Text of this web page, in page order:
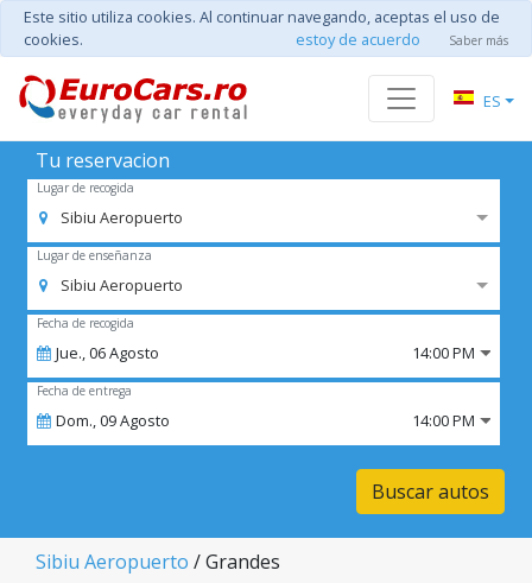
Este sitio utiliza cookies. Al continuar navegando, aceptas el uso de
cookies.
estoy de acuerdo Saber más
ES
Tu reservacion
Lugar de recogida
Sibiu Aeropuerto
Lugar de enseñanza
Sibiu Aeropuerto
Fecha de recogida
Jue.,06Agosto 14:00 PM
Fecha de entrega
Dom.,09Agosto 14:00 PM
Buscar autos
Sibiu Aeropuerto / Grandes